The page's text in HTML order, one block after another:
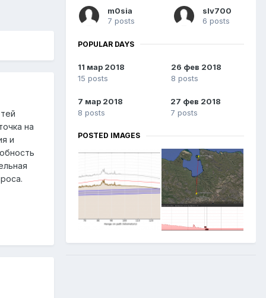
на
и
m0sia
7 posts
slv700
6 posts
POPULAR DAYS
11 мар 2018
15 posts
26 фев 2018
8 posts
7 мар 2018
8 posts
27 фев 2018
7 posts
POSTED IMAGES